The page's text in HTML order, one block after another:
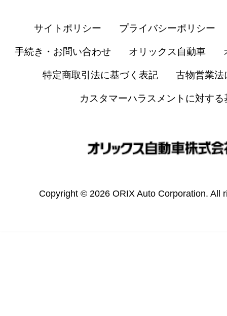
サイトポリシー プライバシーポリシー
手続き・お問い合わせ オリックス自動車
特定商取引法に基づく表記 古物営業法
カスタマーハラスメントに対する
Copyright © 2026 ORIX Auto Corporation. All